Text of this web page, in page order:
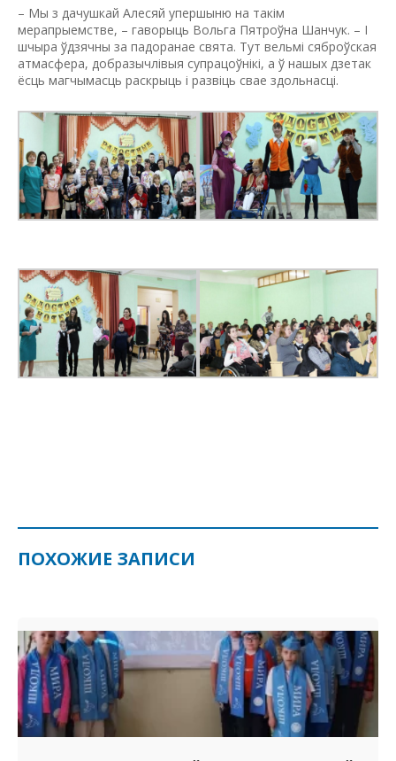
– Мы з дачушкай Алесяй упершыню на такім
мерапрыемстве, – гаворыць Вольга Пятроўна Шанчук. – І
шчыра ўдзячны за падоранае свята. Тут вельмі сяброўская
атмасфера, добразычлівыя супрацоўнікі, а ў нашых дзетак
ёсць магчымасць раскрыць і развіць свае здольнасці.
ПОХОЖИЕ ЗАПИСИ